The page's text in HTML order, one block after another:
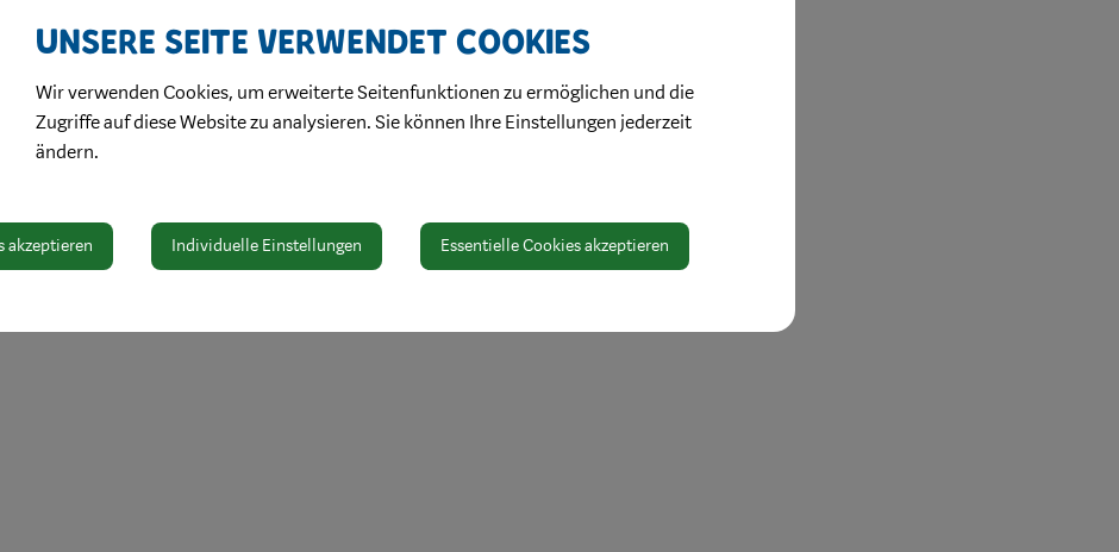
Unsere Seite verwendet Cookies
Wir verwenden Cookies, um erweiterte Seitenfunktionen zu ermöglichen und die
Zugriffe auf diese Website zu analysieren. Sie können Ihre Einstellungen jederzeit
ändern.
akzeptieren Individuelle Einstellungen Essentielle Cookies akzeptieren